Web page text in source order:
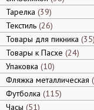
Тарелка 39
Текстиль 26
Товары для пикника 35
Товары к Пасхе 24
Упаковка 10
Фляжка металлическая
Футболка 115
Часы 51